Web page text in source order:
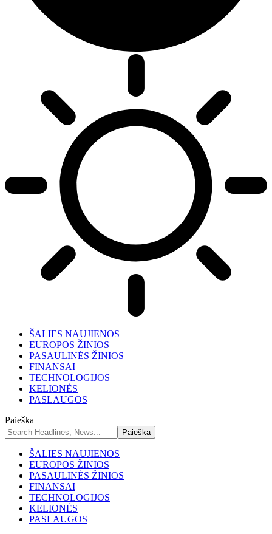
ŠALIES NAUJIENOS
EUROPOS ŽINIOS
PASAULINĖS ŽINIOS
FINANSAI
TECHNOLOGIJOS
KELIONĖS
PASLAUGOS
Paieška
ŠALIES NAUJIENOS
EUROPOS ŽINIOS
PASAULINĖS ŽINIOS
FINANSAI
TECHNOLOGIJOS
KELIONĖS
PASLAUGOS